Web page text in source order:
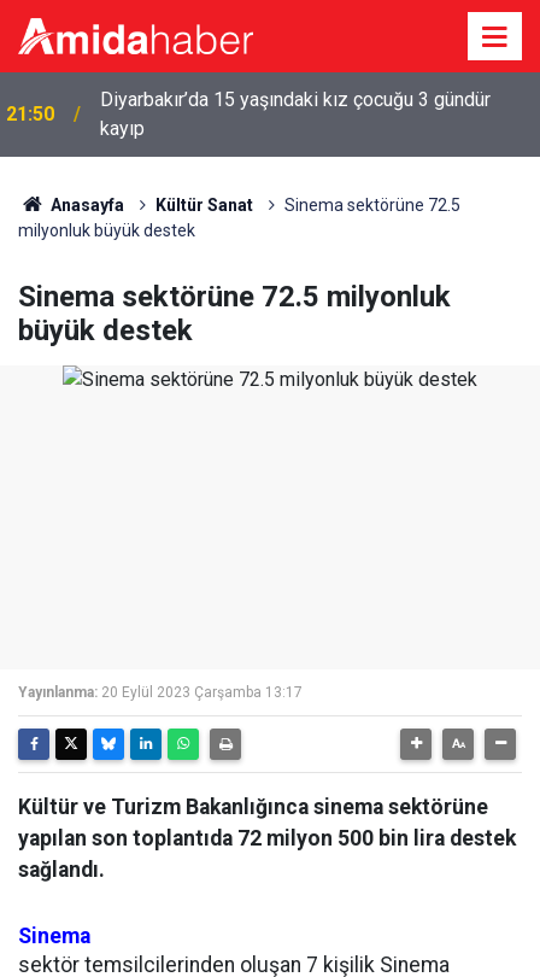
21:50
Diyarbakır’da 15 yaşındaki kız çocuğu 3 gündür
kayıp
Anasayfa Kültür Sanat
Sinema sektörüne 72.5
milyonluk büyük destek
Sinema sektörüne 72.5 milyonluk
büyük destek
Yayınlanma: 20 Eylül 2023 Çarşamba 13:17
Kültür ve Turizm Bakanlığınca sinema sektörüne
yapılan son toplantıda 72 milyon 500 bin lira destek
sağlandı.
Sinema
sektör temsilcilerinden oluşan 7 kişilik Sinema